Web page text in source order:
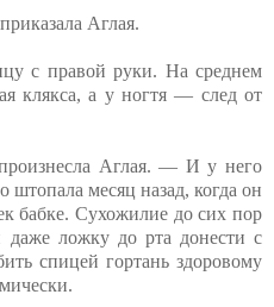
Аглая.
с правой руки. На среднем
клякса, а у ногтя — след от
Аглая. — И у него
месяц назад, когда он
бабке. Сухожилие до сих пор
даже ложку до рта донести с
спицей гортань здоровому